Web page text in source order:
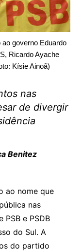
governo Eduardo
Ricardo Ayache
Kísie Ainoã)
nas
de divergir
Benitez
ao nome que
nas
PSB e PSDB
do Sul. A
do partido